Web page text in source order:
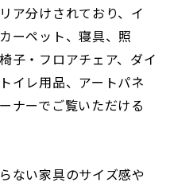
ア分けされており、イ
ーペット、寝具、照
子・フロアチェア、ダイ
イレ用品、アートパネ
ナーでご覧いただける
ない家具のサイズ感や